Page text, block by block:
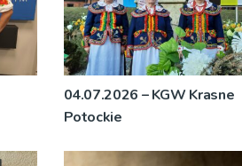
04.07.2026 – KGW Krasne
Potockie